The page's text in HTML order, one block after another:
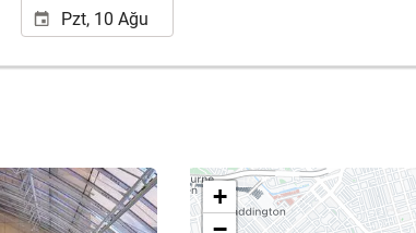
16 fotoğrafı gör
+